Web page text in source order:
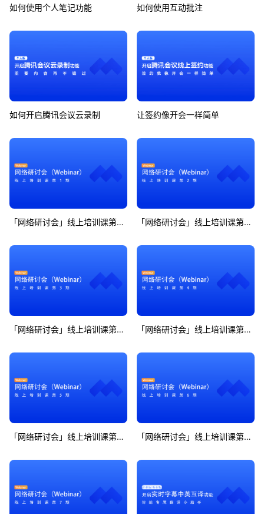
如何使用个人笔记功能 如何使用互动批注
如何开启腾讯会议云录制 让签约像开会一样简单
「网络研讨会」线上培训课第1期 「网络研讨会」线上培训课第2期
「网络研讨会」线上培训课第3期 「网络研讨会」线上培训课第4期
「网络研讨会」线上培训课第5期 「网络研讨会」线上培训课第6期